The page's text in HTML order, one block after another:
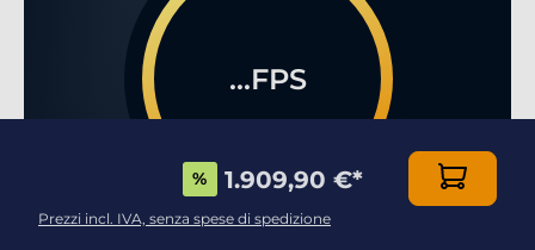
...FPS
% 1.909,90 €*
Prezzi incl. IVA, senza spese di spedizione